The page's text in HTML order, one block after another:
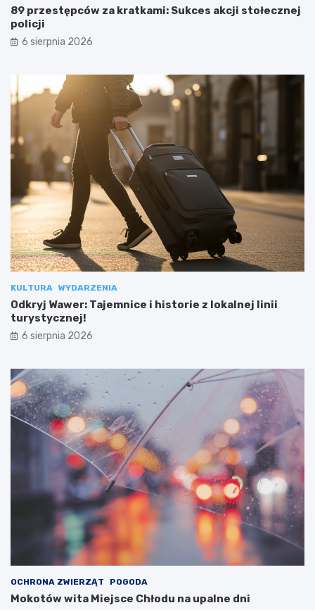
89 przestępców za kratkami: Sukces akcji stołecznej
policji
6 sierpnia 2026
KULTURA WYDARZENIA
Odkryj Wawer: Tajemnice i historie z lokalnej linii
turystycznej!
6 sierpnia 2026
OCHRONA ZWIERZĄT POGODA
Mokotów wita Miejsce Chłodu na upalne dni